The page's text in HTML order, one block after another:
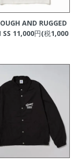
AND RUGGED
SS 11,000円(税1,000